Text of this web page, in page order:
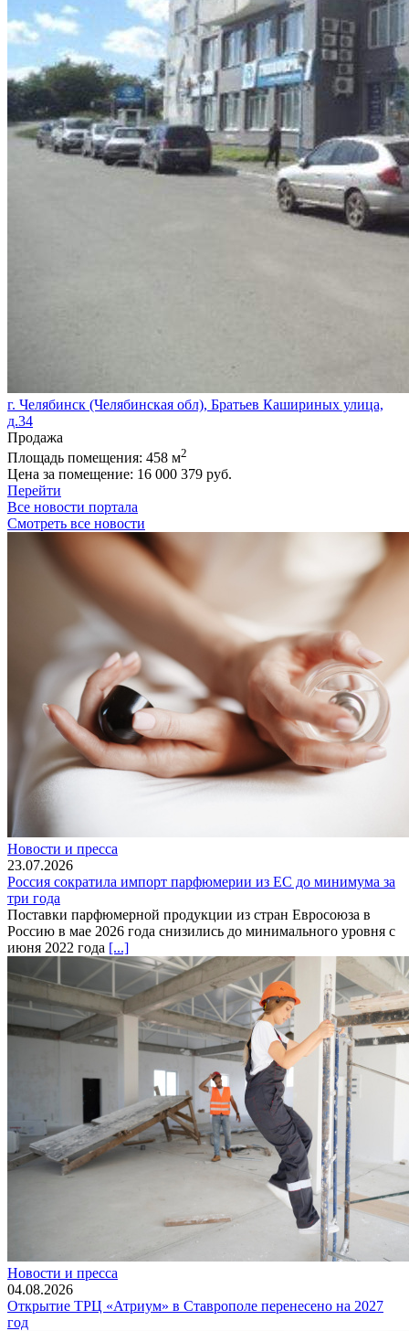
г. Челябинск (Челябинская обл), Братьев Кашириных улица,
д.34
Продажа
Площадь помещения: 458 м2
Цена за помещение: 16 000 379 руб.
Перейти
Все новости портала
Смотреть все новости
Новости и пресса
23.07.2026
Россия сократила импорт парфюмерии из ЕС до минимума за
три года
Поставки парфюмерной продукции из стран Евросоюза в
Россию в мае 2026 года снизились до минимального уровня с
июня 2022 года [...]
Новости и пресса
04.08.2026
Открытие ТРЦ «Атриум» в Ставрополе перенесено на 2027
год